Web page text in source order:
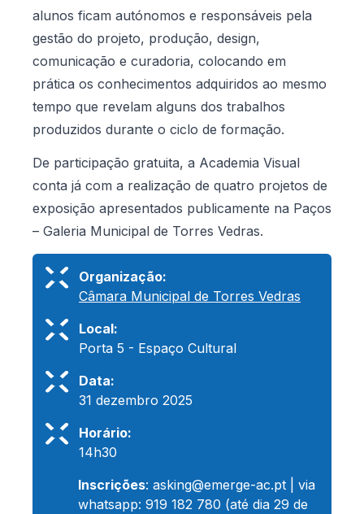
alunos ficam autónomos e responsáveis pela
gestão do projeto, produção, design,
comunicação e curadoria, colocando em
prática os conhecimentos adquiridos ao mesmo
tempo que revelam alguns dos trabalhos
produzidos durante o ciclo de formação.
De participação gratuita, a Academia Visual
conta já com a realização de quatro projetos de
exposição apresentados publicamente na Paços
– Galeria Municipal de Torres Vedras.
Organização:
Câmara Municipal de Torres Vedras
Local:
Porta 5 - Espaço Cultural
Data:
31 dezembro 2025
Horário:
14h30
Inscrições: asking@emerge-ac.pt | via
whatsapp: 919 182 780 (até dia 29 de